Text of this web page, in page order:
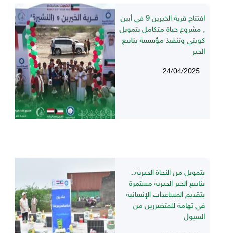
افتتاح قرية الخيرين 9 في أبين
, مشروع حياة متكامل بتمويل
كويتي وتنفيذ مؤسسة ينابيع
الخير
24/04/2025
بتمويل من النجاة الخيرية..
ينابيع الخير الخيرية مستمرة
بتقديم المساعدات الإنسانية
في تهامة للمتضررين من
السيول